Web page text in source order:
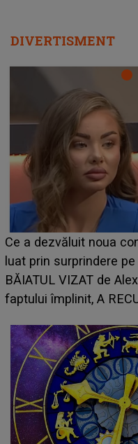
DIVERTISMENT
HOROSCOP 7 august
perioadă marcată de
din toate părțile, iar o
peste cap